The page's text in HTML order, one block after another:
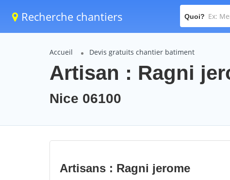
Recherche chantiers Quoi?
Accueil Devis gratuits chantier batiment
Artisan : Ragni
Nice 06100
Artisans : Ragni jerome